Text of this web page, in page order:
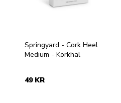
Springyard - Cork Heel
Medium - Korkhäl
49 KR